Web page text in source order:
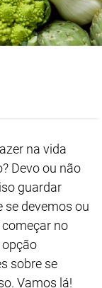
na vida
Devo ou não
guardar
se devemos ou
no
sobre se
Vamos lá!